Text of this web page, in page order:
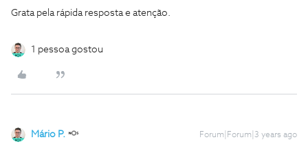
Grata pela rápida resposta e atenção.
1 pessoa gostou
Mário P. Forum|Forum|3 years ago